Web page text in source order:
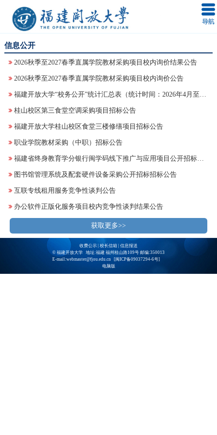
信息公开
2026秋季至2027春季直属学院教材采购项目校内询价结果公告
2026秋季至2027春季直属学院教材采购项目校内询价公告
桂山校区第三食堂空调采购项目招标公告
福建开放大学桂山校区食堂三楼修缮项目招标公告
职业学院教材采购（中职）招标公告
福建省终身教育学分银行闽学码线下推广与应用项目公开招标招标公告
图书馆管理系统及配套硬件设备采购公开招标招标公告
互联专线租用服务竞争性谈判公告
办公软件正版化服务项目校内竞争性谈判结果公告
获取更多>>
收费公示 校长信箱 信息报送
© 福建开放大学 地址:福建 福州桂山路109号 邮编:350013
E-mail:webmaster@fjou.edu.cn [闽ICP备09037294-6号]
电脑版